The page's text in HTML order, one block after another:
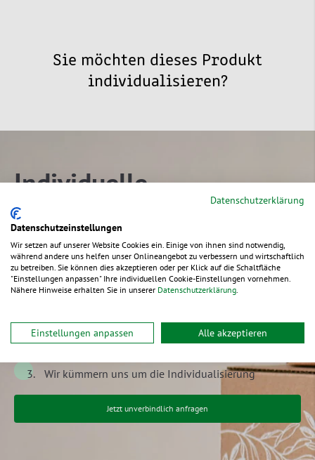
Sie möchten dieses Produkt
individualisieren?
Individuelle
Verpackungen
nach Ihren Wünschen und
Ideen
Wir besprechen gemeinsam Ihre Ideen
Wir kümmern uns um die Individualisierung
Jetzt unverbindlich anfragen
Datenschutzerklärung
Datenschutzeinstellungen
Wir setzen auf unserer Website Cookies ein. Einige von ihnen sind notwendig,
während andere uns helfen unser Onlineangebot zu verbessern und wirtschaftlich
zu betreiben. Sie können dies akzeptieren oder per Klick auf die Schaltfläche
"Einstellungen anpassen" Ihre individuellen Cookie-Einstellungen vornehmen.
Nähere Hinweise erhalten Sie in unserer Datenschutzerklärung
Einstellungen anpassen Alle akzeptieren